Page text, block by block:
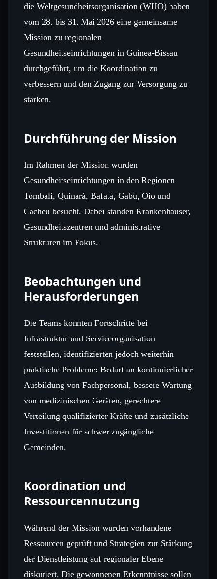
die Weltgesundheitsorganisation (WHO) haben
vom 28. bis 31. Mai 2026 eine gemeinsame
Mission zu regionalen
Gesundheitseinrichtungen in Guinea‑Bissau
durchgeführt, um die Koordination zu
verbessern und den Zugang zur Versorgung zu
stärken.
Durchführung der Mission
Im Rahmen der Mission wurden
Gesundheitseinrichtungen in den Regionen
Tombali, Quinará, Bafatá, Gabú, Oio und
Cacheu besucht. Dabei standen Krankenhäuser,
Gesundheitszentren und administrative
Strukturen im Fokus.
Beobachtungen und
Herausforderungen
Die Teams konnten Fortschritte bei
Infrastruktur und Serviceorganisation
feststellen, identifizierten jedoch weiterhin
praktische Probleme: Bedarf an kontinuierlicher
Ausbildung von Fachpersonal, bessere Wartung
von medizinischen Geräten, gerechtere
Verteilung qualifizierter Kräfte und zusätzliche
Investitionen für schwer zugängliche
Gemeinden.
Koordination und
Ressourcennutzung
Während der Mission wurden vorhandene
Ressourcen geprüft und Strategien zur Stärkung
der Dienstleistung auf regionaler Ebene
diskutiert. Die gewonnenen Erkenntnisse sollen